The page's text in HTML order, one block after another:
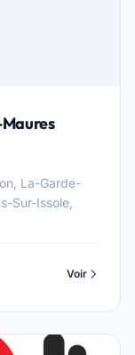
La-Garde-
Sur-Issole,
Voir